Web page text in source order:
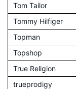
Tom Tailor
Tommy Hilfiger
Topman
Topshop
True Religion
trueprodigy